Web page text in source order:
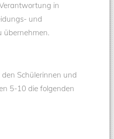
in
und
übernehmen.
Schülerinnen und
5-10 die folgenden